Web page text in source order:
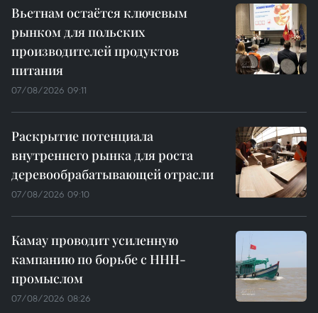
Вьетнам остаётся ключевым
рынком для польских
производителей продуктов
питания
07/08/2026 09:11
Раскрытие потенциала
внутреннего рынка для роста
деревообрабатывающей отрасли
07/08/2026 09:10
Камау проводит усиленную
кампанию по борьбе с ННН-
промыслом
07/08/2026 08:26